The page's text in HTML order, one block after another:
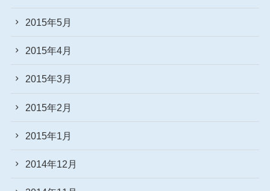
2015年5月
2015年4月
2015年3月
2015年2月
2015年1月
2014年12月